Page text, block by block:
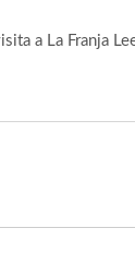
a La Franja